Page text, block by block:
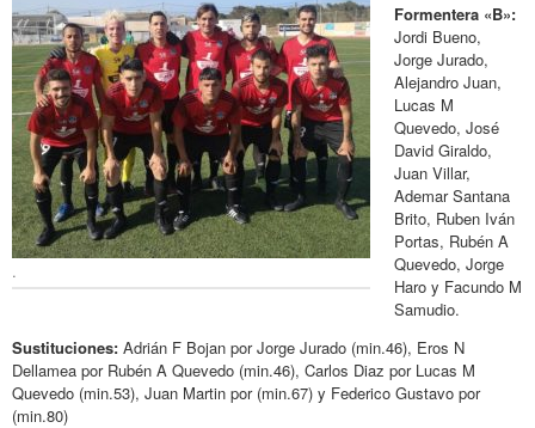
.
Formentera «B»:
Jordi Bueno,
Jorge Jurado,
Alejandro Juan,
Lucas M
Quevedo, José
David Giraldo,
Juan Villar,
Ademar Santana
Brito, Ruben Iván
Portas, Rubén A
Quevedo, Jorge
Haro y Facundo M
Samudio.
Sustituciones: Adrián F Bojan por Jorge Jurado (min.46), Eros N
Dellamea por Rubén A Quevedo (min.46), Carlos Diaz por Lucas M
Quevedo (min.53), Juan Martin por (min.67) y Federico Gustavo por
(min.80)